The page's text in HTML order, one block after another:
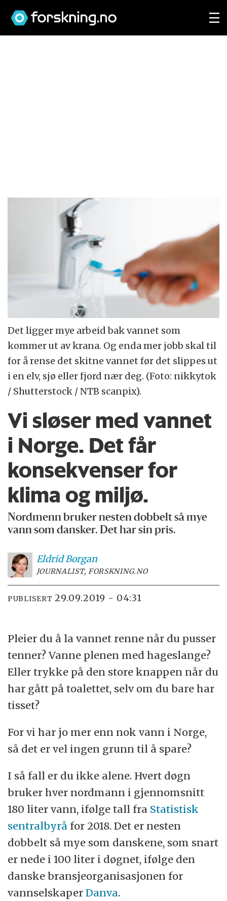
Det ligger mye arbeid bak vannet som
kommer ut av krana. Og enda mer jobb skal til
for å rense det skitne vannet før det slippes ut
i en elv, sjø eller fjord nær deg. (Foto: nikkytok
/ Shutterstock / NTB scanpix).
Vi sløser med vannet
i Norge. Det får
konsekvenser for
klima og miljø.
Nordmenn bruker nesten dobbelt så mye
vann som dansker. Det har sin pris.
EldridBorgan
JOURNALIST, FORSKNING.NO
PUBLISERT 29.09.2019 - 04:31
Pleier du å la vannet renne når du pusser
tenner? Vanne plenen med hageslange?
Eller trykke på den store knappen når du
har gått på toalettet, selv om du bare har
tisset?
For vi har jo mer enn nok vann i Norge,
så det er vel ingen grunn til å spare?
I så fall er du ikke alene. Hvert døgn
bruker hver nordmann i gjennomsnitt
180 liter vann, ifølge tall fra Statistisk
sentralbyrå for 2018. Det er nesten
dobbelt så mye som danskene, som snart
er nede i 100 liter i døgnet, ifølge den
danske bransjeorganisasjonen for
vannselskaperDanva.